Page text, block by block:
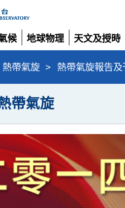
候
開
地球物理
展
開
天文及授時
展
開
熱帶氣旋 > 熱帶氣旋報告及
帶氣旋